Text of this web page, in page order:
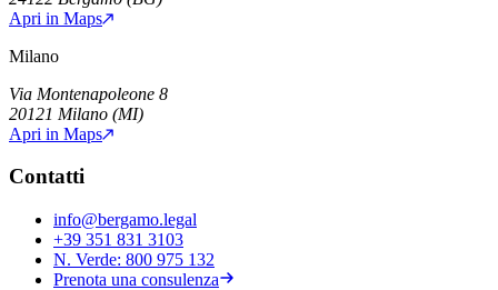
Apri in Maps
Milano
Via Montenapoleone 8
20121 Milano (MI)
Apri in Maps
Contatti
info@bergamo.legal
+39 351 831 3103
N. Verde: 800 975 132
Prenota una consulenza